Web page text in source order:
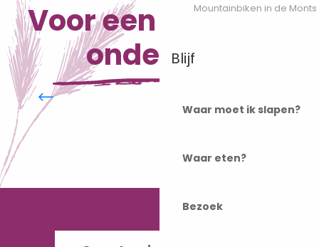
Mountainbiken in de Monts
Blijf
Waar moet ik slapen?
Waar eten?
Bezoek
Voor een vakantie
onderweg
Vestigingen met het label
Accueil Vélo